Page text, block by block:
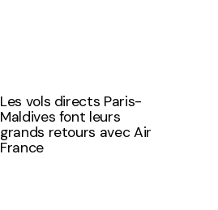
Les vols directs Paris-
Maldives font leurs
grands retours avec Air
France